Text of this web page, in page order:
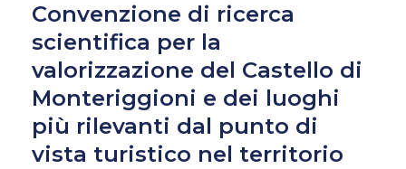
Convenzione di ricerca
scientifica per la
valorizzazione del Castello di
Monteriggioni e dei luoghi
più rilevanti dal punto di
vista turistico nel territorio